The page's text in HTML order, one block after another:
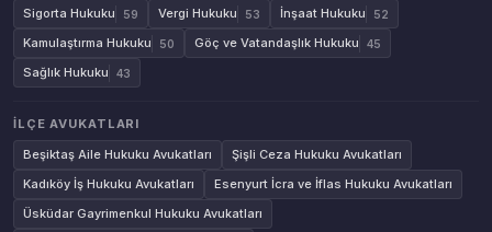
Sigorta Hukuku 59 Vergi Hukuku 53 İnşaat Hukuku 52
Kamulaştırma Hukuku 50 Göç ve Vatandaşlık Hukuku 45
Sağlık Hukuku 43
İLÇE AVUKATLARI
Beşiktaş Aile Hukuku Avukatları
Şişli Ceza Hukuku Avukatları
Kadıköy İş Hukuku Avukatları
Esenyurt İcra ve İflas Hukuku Avukatları
Üsküdar Gayrimenkul Hukuku Avukatları